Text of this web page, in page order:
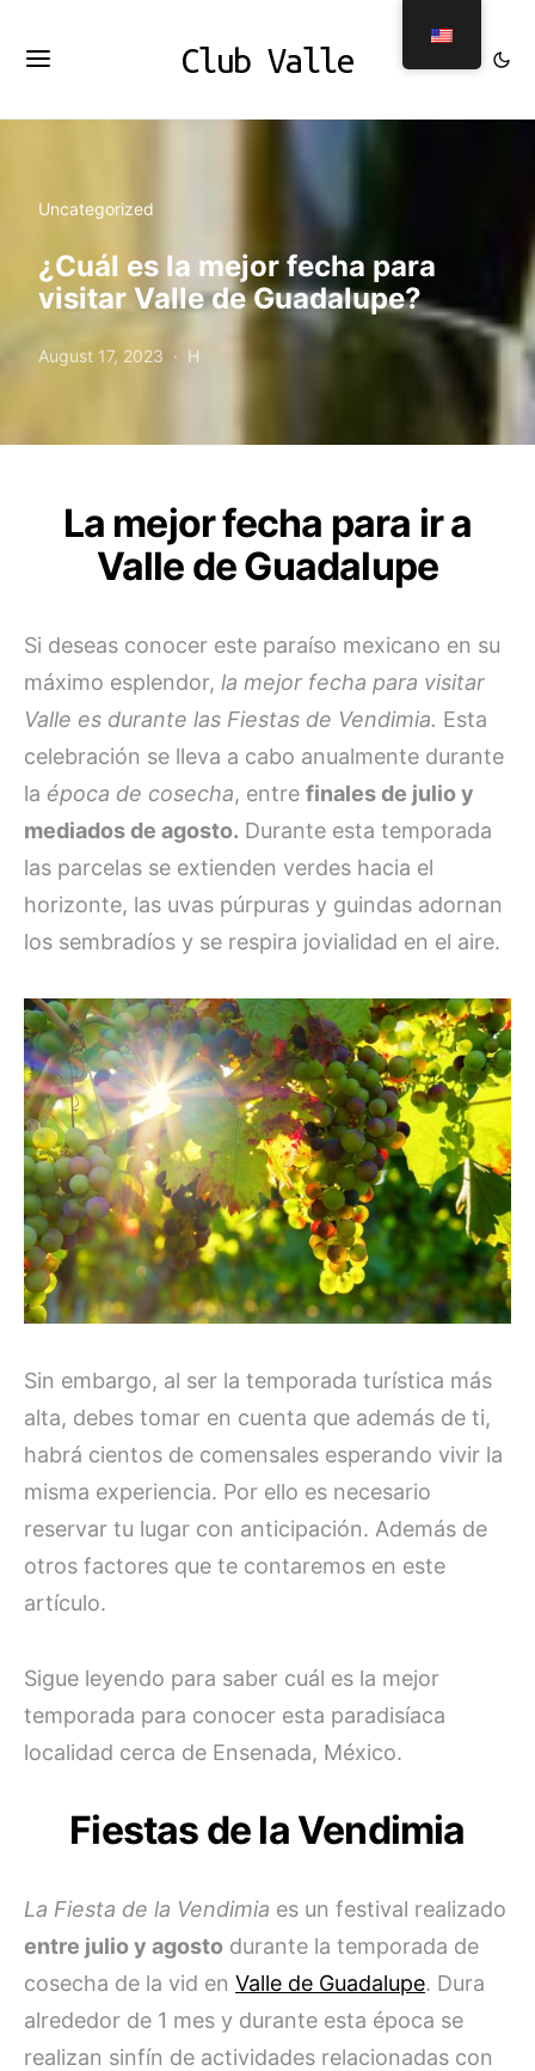
Club Valle
Uncategorized
¿Cuál es la mejor fecha para
visitar Valle de Guadalupe?
August 17, 2023 H
La mejor fecha para ir a
Valle de Guadalupe
Si deseas conocer este paraíso mexicano en su
máximo esplendor, la mejor fecha para visitar
Valle es durante las Fiestas de Vendimia. Esta
celebración se lleva a cabo anualmente durante
la época de cosecha, entre finales de julio y
mediados de agosto. Durante esta temporada
las parcelas se extienden verdes hacia el
horizonte, las uvas púrpuras y guindas adornan
los sembradíos y se respira jovialidad en el aire.
Sin embargo, al ser la temporada turística más
alta, debes tomar en cuenta que además de ti,
habrá cientos de comensales esperando vivir la
misma experiencia. Por ello es necesario
reservar tu lugar con anticipación. Además de
otros factores que te contaremos en este
artículo.
Sigue leyendo para saber cuál es la mejor
temporada para conocer esta paradisíaca
localidad cerca de Ensenada, México.
Fiestas de la Vendimia
La Fiesta de la Vendimia es un festival realizado
entre julio y agosto durante la temporada de
cosecha de la vid en Valle de Guadalupe. Dura
alrededor de 1 mes y durante esta época se
realizan sinfín de actividades relacionadas con